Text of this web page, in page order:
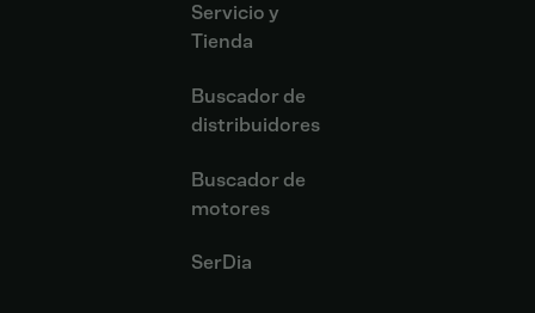
Servicio y
Tienda
Buscador de
distribuidores
Buscador de
motores
SerDia